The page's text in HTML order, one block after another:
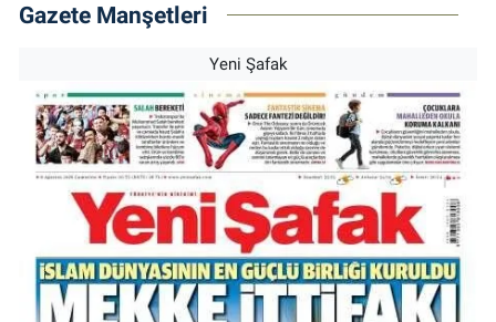
Gazete Manşetleri
Yeni Şafak